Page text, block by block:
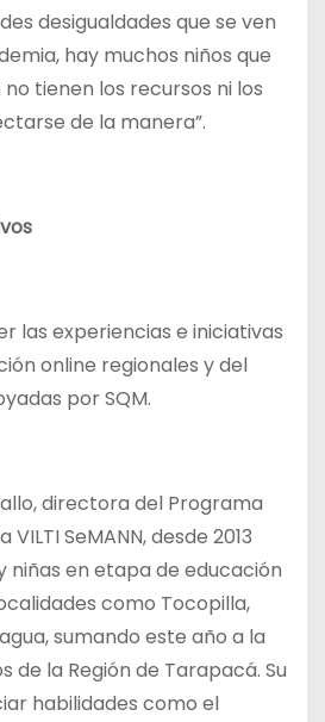
desigualdades que se ven
hay muchos niños que
tienen los recursos ni los
de la manera”.
las experiencias e iniciativas
online regionales y del
por SQM.
directora del Programa
SeMANN, desde 2013
niñas en etapa de educación
como Tocopilla,
sumando este año a la
de la Región de Tarapacá. Su
habilidades como el